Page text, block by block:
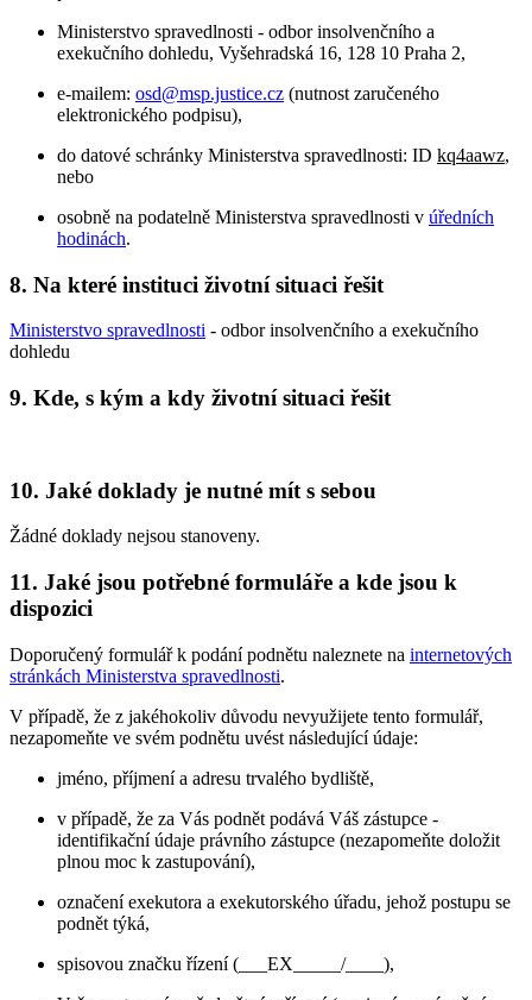
Ministerstvo spravedlnosti - odbor insolvenčního a
exekučního dohledu, Vyšehradská 16, 128 10 Praha 2,
e-mailem: osd@msp.justice.cz (nutnost zaručeného
elektronického podpisu),
do datové schránky Ministerstva spravedlnosti: ID kq4aawz,
nebo
osobně na podatelně Ministerstva spravedlnosti v úředních
hodinách.
8. Na které instituci životní situaci řešit
Ministerstvo spravedlnosti - odbor insolvenčního a exekučního
dohledu
9. Kde, s kým a kdy životní situaci řešit
10. Jaké doklady je nutné mít s sebou
Žádné doklady nejsou stanoveny.
11. Jaké jsou potřebné formuláře a kde jsou k
dispozici
Doporučený formulář k podání podnětu naleznete na internetových
stránkách Ministerstva spravedlnosti.
V případě, že z jakéhokoliv důvodu nevyužijete tento formulář,
nezapomeňte ve svém podnětu uvést následující údaje:
jméno, příjmení a adresu trvalého bydliště,
v případě, že za Vás podnět podává Váš zástupce -
identifikační údaje právního zástupce (nezapomeňte doložit
plnou moc k zastupování),
označení exekutora a exekutorského úřadu, jehož postupu se
podnět týká,
spisovou značku řízení (___EX_____/____),